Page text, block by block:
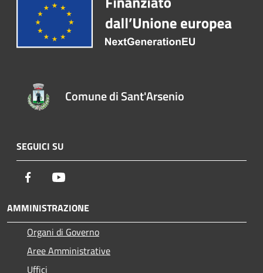
Comune di Sant'Arsenio
SEGUICI SU
Facebook
AMMINISTRAZIONE
Organi di Governo
Aree Amministrative
Uffici